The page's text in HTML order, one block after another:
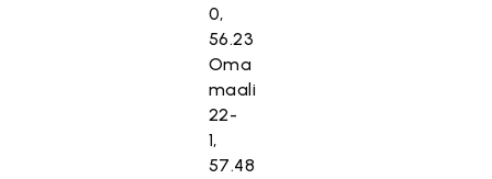
0,
56.23
Oma
maali
22-
1,
57.48